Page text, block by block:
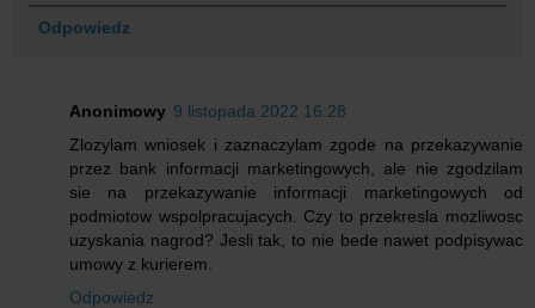
Odpowiedz
Anonimowy 9 listopada 2022 16:28
Zlozylam wniosek i zaznaczylam zgode na przekazywanie
przez bank informacji marketingowych, ale nie zgodzilam
sie na przekazywanie informacji marketingowych od
podmiotow wspolpracujacych. Czy to przekresla mozliwosc
uzyskania nagrod? Jesli tak, to nie bede nawet podpisywac
umowy z kurierem.
Odpowiedz